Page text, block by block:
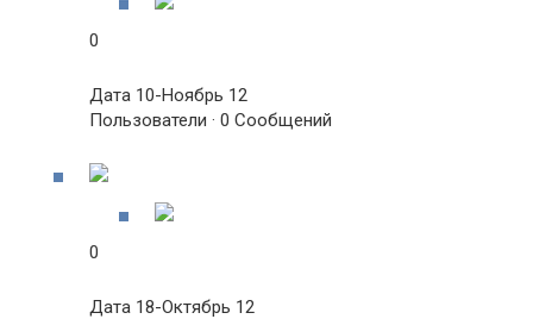
0
Дата 10-Ноябрь 12
Пользователи · 0 Сообщений
0
Дата 18-Октябрь 12